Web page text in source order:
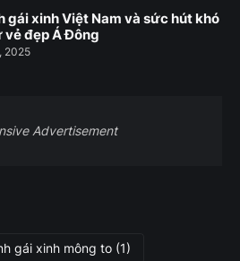
gái xinh Việt Nam và sức hút khó
đẹp Á Đông
2025
Advertisement
gái xinh mông to (1)